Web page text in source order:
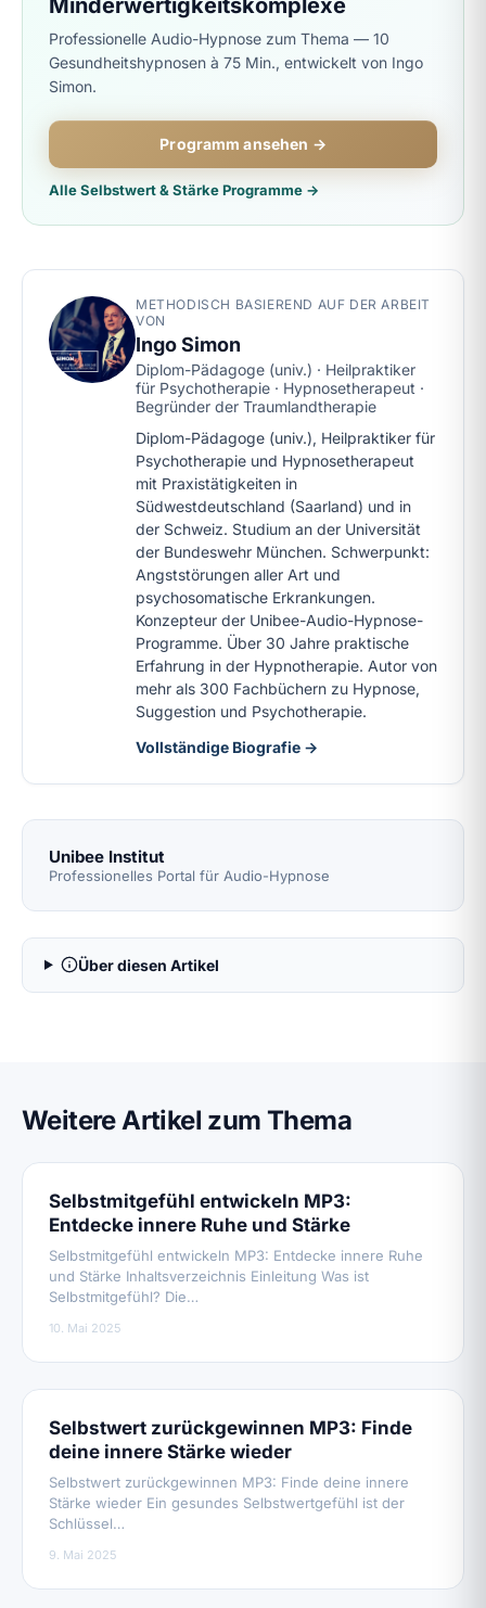
Professionelle Audio-Hypnose zum Thema — 10
Gesundheitshypnosen à 75 Min., entwickelt von Ingo
Simon.
Programm ansehen →
Alle Selbstwert & Stärke Programme →
METHODISCH BASIEREND AUF DER ARBEIT
VON
Ingo Simon
Diplom-Pädagoge (univ.) · Heilpraktiker
für Psychotherapie · Hypnosetherapeut ·
Begründer der Traumlandtherapie
Diplom-Pädagoge (univ.), Heilpraktiker für
Psychotherapie und Hypnosetherapeut
mit Praxistätigkeiten in
Südwestdeutschland (Saarland) und in
der Schweiz. Studium an der Universität
der Bundeswehr München. Schwerpunkt:
Angststörungen aller Art und
psychosomatische Erkrankungen.
Konzepteur der Unibee-Audio-Hypnose-
Programme. Über 30 Jahre praktische
Erfahrung in der Hypnotherapie. Autor von
mehr als 300 Fachbüchern zu Hypnose,
Suggestion und Psychotherapie.
Vollständige Biografie →
Unibee Institut
Professionelles Portal für Audio-Hypnose
Über diesen Artikel
Weitere Artikel zum Thema
Selbstmitgefühl entwickeln MP3:
Entdecke innere Ruhe und Stärke
Selbstmitgefühl entwickeln MP3: Entdecke innere Ruhe
und Stärke Inhaltsverzeichnis Einleitung Was ist
Selbstmitgefühl? Die…
10. Mai 2025
Selbstwert zurückgewinnen MP3: Finde
deine innere Stärke wieder
Selbstwert zurückgewinnen MP3: Finde deine innere
Stärke wieder Ein gesundes Selbstwertgefühl ist der
Schlüssel…
9. Mai 2025